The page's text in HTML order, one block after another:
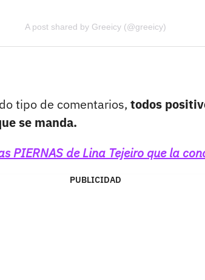
A post shared by Greeicy (@greeicy)
tipo de comentarios, todos
se manda.
PIERNAS de Lina Tejeiro que la
PUBLICIDAD